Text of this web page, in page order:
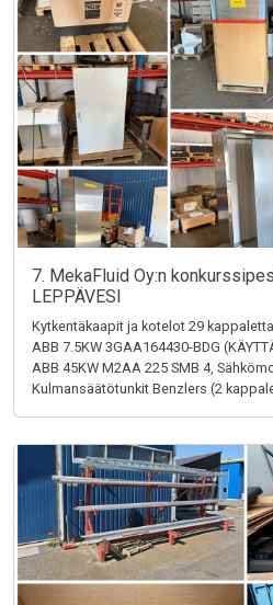
7. MekaFluid Oy:n
LEPPÄVESI
Kytkentäkaapit ja kotelot 29
ABB 7.5KW 3GAA164430-BDG
ABB 45KW M2AA 225 SMB 4,
Kulmansäätötunkit Benzlers (2